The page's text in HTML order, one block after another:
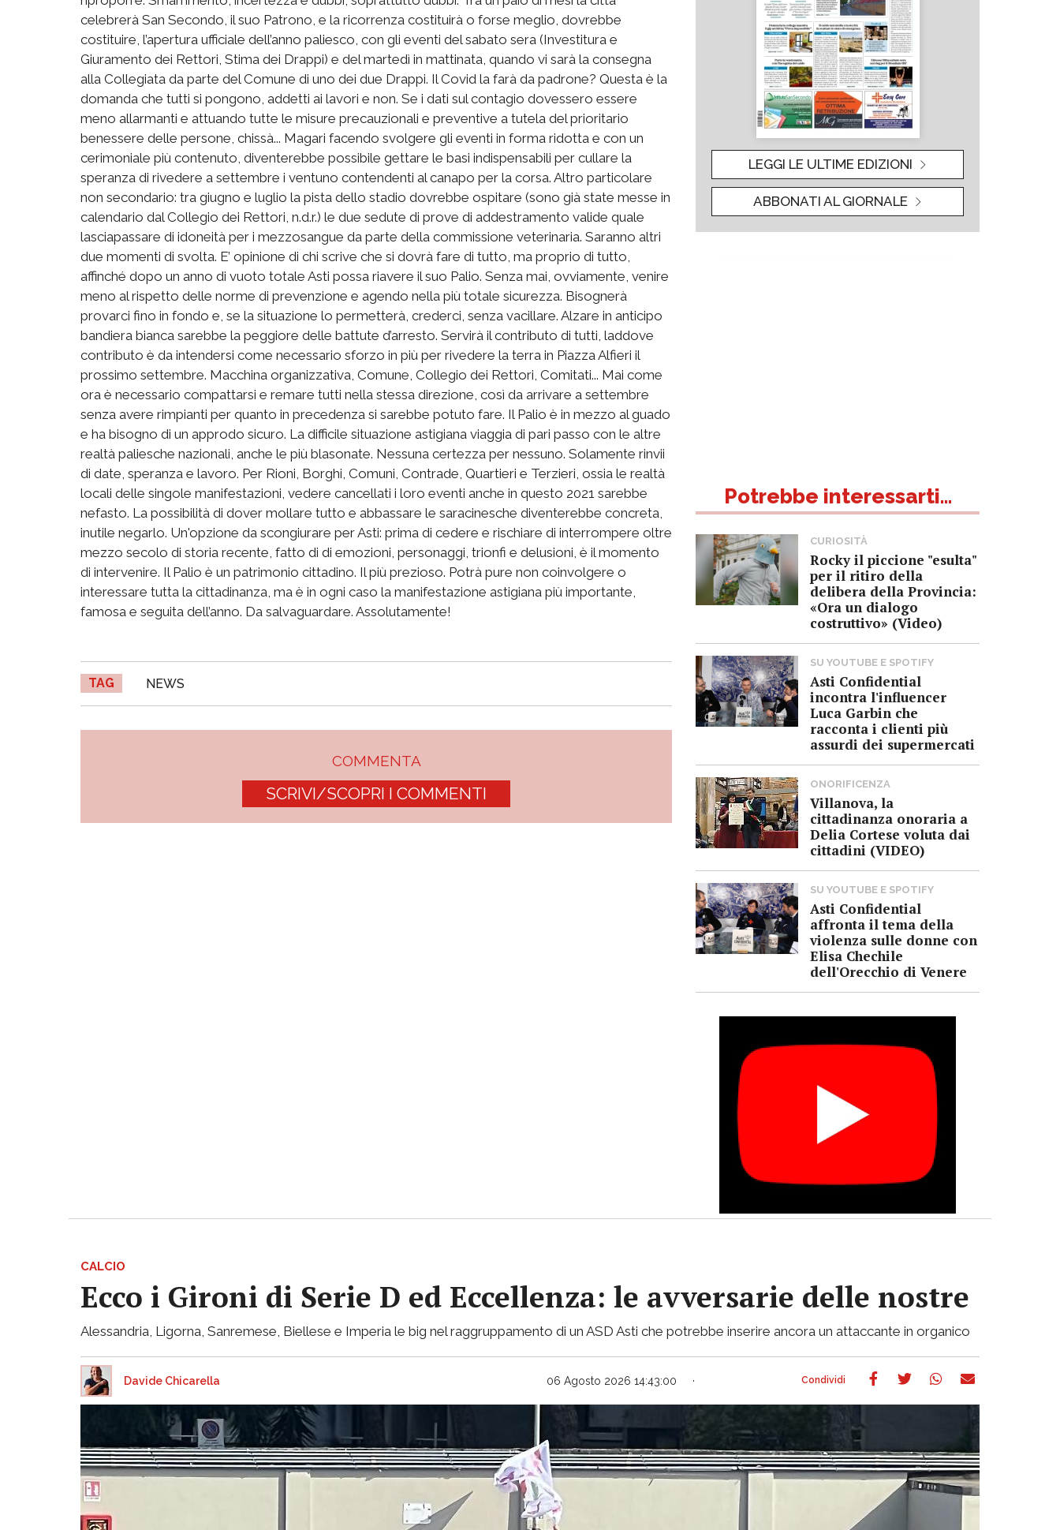
celebrerà San Secondo, il suo Patrono, e la ricorrenza costituirà o forse meglio, dovrebbe
costituire, l’apertura ufficiale dell’anno paliesco, con gli eventi del sabato sera (Investitura e
Giuramento dei Rettori, Stima dei Drappi) e del martedì in mattinata, quando vi sarà la consegna
alla Collegiata da parte del Comune di uno dei due Drappi. Il Covid la farà da padrone? Questa è la
domanda che tutti si pongono, addetti ai lavori e non. Se i dati sul contagio dovessero essere
meno allarmanti e attuando tutte le misure precauzionali e preventive a tutela del prioritario
benessere delle persone, chissà... Magari facendo svolgere gli eventi in forma ridotta e con un
cerimoniale più contenuto, diventerebbe possibile gettare le basi indispensabili per cullare la
speranza di rivedere a settembre i ventuno contendenti al canapo per la corsa. Altro particolare
non secondario: tra giugno e luglio la pista dello stadio dovrebbe ospitare (sono già state messe in
calendario dal Collegio dei Rettori, n.d.r.) le due sedute di prove di addestramento valide quale
lasciapassare di idoneità per i mezzosangue da parte della commissione veterinaria. Saranno altri
due momenti di svolta. E’ opinione di chi scrive che si dovrà fare di tutto, ma proprio di tutto,
affinché dopo un anno di vuoto totale Asti possa riavere il suo Palio. Senza mai, ovviamente, venire
meno al rispetto delle norme di prevenzione e agendo nella più totale sicurezza. Bisognerà
provarci fino in fondo e, se la situazione lo permetterà, crederci, senza vacillare. Alzare in anticipo
bandiera bianca sarebbe la peggiore delle battute d’arresto. Servirà il contributo di tutti, laddove
contributo è da intendersi come necessario sforzo in più per rivedere la terra in Piazza Alfieri il
prossimo settembre. Macchina organizzativa, Comune, Collegio dei Rettori, Comitati... Mai come
ora è necessario compattarsi e remare tutti nella stessa direzione, così da arrivare a settembre
senza avere rimpianti per quanto in precedenza si sarebbe potuto fare. Il Palio è in mezzo al guado
e ha bisogno di un approdo sicuro. La difficile situazione astigiana viaggia di pari passo con le altre
realtà paliesche nazionali, anche le più blasonate. Nessuna certezza per nessuno. Solamente rinvii
di date, speranza e lavoro. Per Rioni, Borghi, Comuni, Contrade, Quartieri e Terzieri, ossia le realtà
locali delle singole manifestazioni, vedere cancellati i loro eventi anche in questo 2021 sarebbe
nefasto. La possibilità di dover mollare tutto e abbassare le saracinesche diventerebbe concreta,
inutile negarlo. Un'opzione da scongiurare per Asti: prima di cedere e rischiare di interrompere oltre
mezzo secolo di storia recente, fatto di di emozioni, personaggi, trionfi e delusioni, è il momento
di intervenire. Il Palio è un patrimonio cittadino. Il più prezioso. Potrà pure non coinvolgere o
interessare tutta la cittadinanza, ma è in ogni caso la manifestazione astigiana più importante,
famosa e seguita dell’anno. Da salvaguardare. Assolutamente!
TAG NEWS
COMMENTA
SCRIVI/SCOPRI I COMMENTI
LEGGI LE ULTIME EDIZIONI
ABBONATI AL GIORNALE
Potrebbe interessarti...
CURIOSITÀ
Rocky il piccione "esulta"
per il ritiro della
delibera della Provincia:
«Ora un dialogo
costruttivo» (Video)
SU YOUTUBE E SPOTIFY
Asti Confidential
incontra l'influencer
Luca Garbin che
racconta i clienti più
assurdi dei supermercati
ONORIFICENZA
Villanova, la
cittadinanza onoraria a
Delia Cortese voluta dai
cittadini (VIDEO)
SU YOUTUBE E SPOTIFY
Asti Confidential
affronta il tema della
violenza sulle donne con
Elisa Chechile
dell'Orecchio di Venere
CALCIO
Ecco i Gironi di Serie D ed Eccellenza: le avversarie delle nostre
Alessandria, Ligorna, Sanremese, Biellese e Imperia le big nel raggruppamento di un ASD Asti che potrebbe inserire ancora un attaccante in organico
Davide Chicarella 06 Agosto 2026 14:43:00